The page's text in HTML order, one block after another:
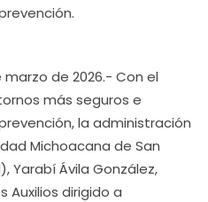
marzo de 2026.- Con el
más seguros e
la administración
Michoacana de San
Yarabí Ávila González,
Auxilios dirigido a